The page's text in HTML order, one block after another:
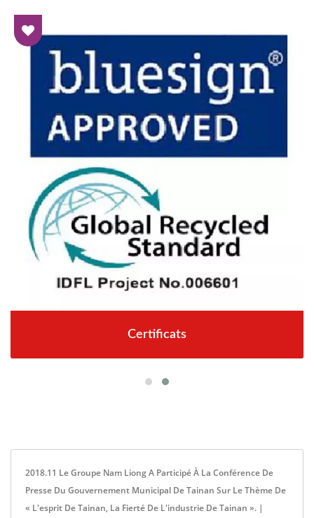
Certificats
2018.11 Le Groupe Nam Liong A Participé À La Conférence De
Presse Du Gouvernement Municipal De Tainan Sur Le Thème De
« L'esprit De Tainan, La Fierté De L'industrie De Tainan ». |